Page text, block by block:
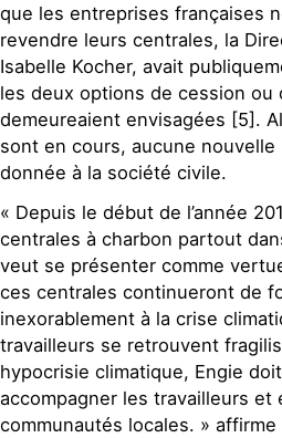
que les entreprises françaises
revendre leurs centrales, la
Isabelle Kocher, avait
les deux options de cession ou
demeureaient envisagées [5].
sont en cours, aucune nouvelle
donnée à la société civile.
« Depuis le début de l’année
centrales à charbon partout
veut se présenter comme
ces centrales continueront de
inexorablement à la crise
travailleurs se retrouvent
hypocrisie climatique, Engie
accompagner les travailleurs
communautés locales. »